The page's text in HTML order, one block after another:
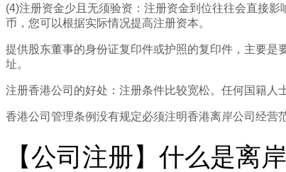
(4)注册资金少且无须验资：注册资金到位往往会直接
币，您可以根据实际情况提高注册资本。
提供股东董事的身份证复印件或护照的复印件，主要
址。
注册香港公司的好处：注册条件比较宽松。任何国籍人
香港公司管理条例没有规定必须注明香港离岸公司经营
【公司注册】什么是离